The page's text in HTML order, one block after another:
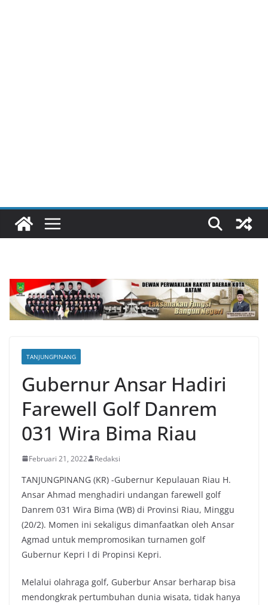
TANJUNGPINANG
Gubernur Ansar Hadiri
Farewell Golf Danrem
031 Wira Bima Riau
Februari 21, 2022 Redaksi
TANJUNGPINANG (KR) -Gubernur Kepulauan Riau H.
Ansar Ahmad menghadiri undangan farewell golf
Danrem 031 Wira Bima (WB) di Provinsi Riau, Minggu
(20/2). Momen ini sekaligus dimanfaatkan oleh Ansar
Agmad untuk mempromosikan turnamen golf
Gubernur Kepri I di Propinsi Kepri.
Melalui olahraga golf, Guberbur Ansar berharap bisa
mendongkrak pertumbuhan dunia wisata, tidak hanya